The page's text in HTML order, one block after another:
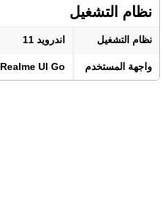
نظام التشغيل
نظام التشغيل اندرويد 11
واجهة المستخدم Realme UI Go